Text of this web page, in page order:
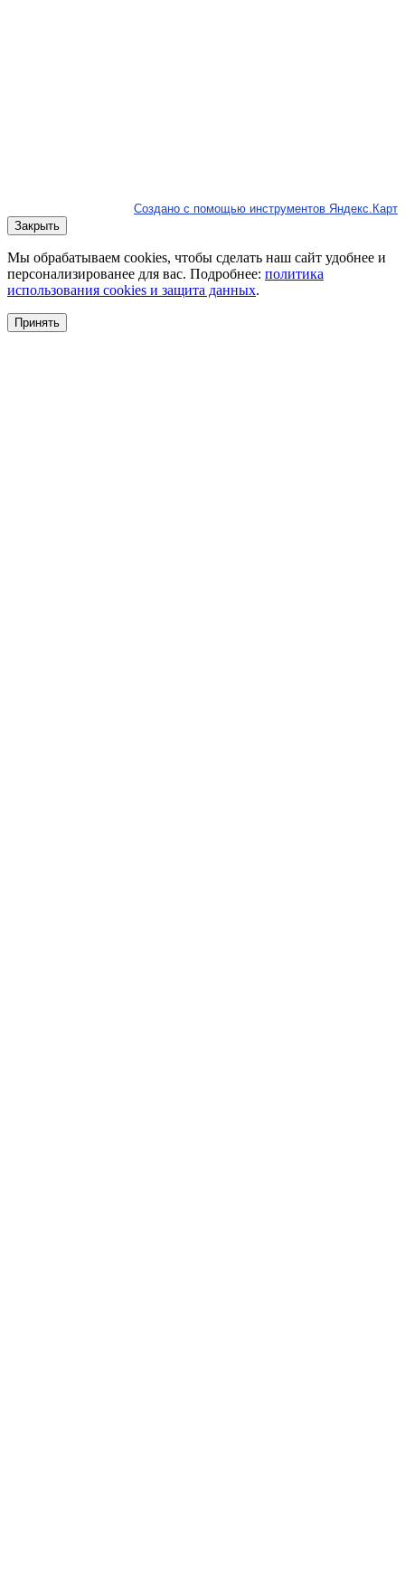
Создано с помощью инструментов Яндекс.Карт
Закрыть
Мы обрабатываем cookies, чтобы сделать наш сайт удобнее и
персонализированее для вас. Подробнее: политика
использования cookies и защита данных.
Принять